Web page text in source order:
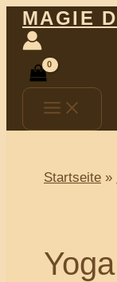
Zum
Inhalt
springen
MAGIE
Main
Menu
Startseite
Yoga